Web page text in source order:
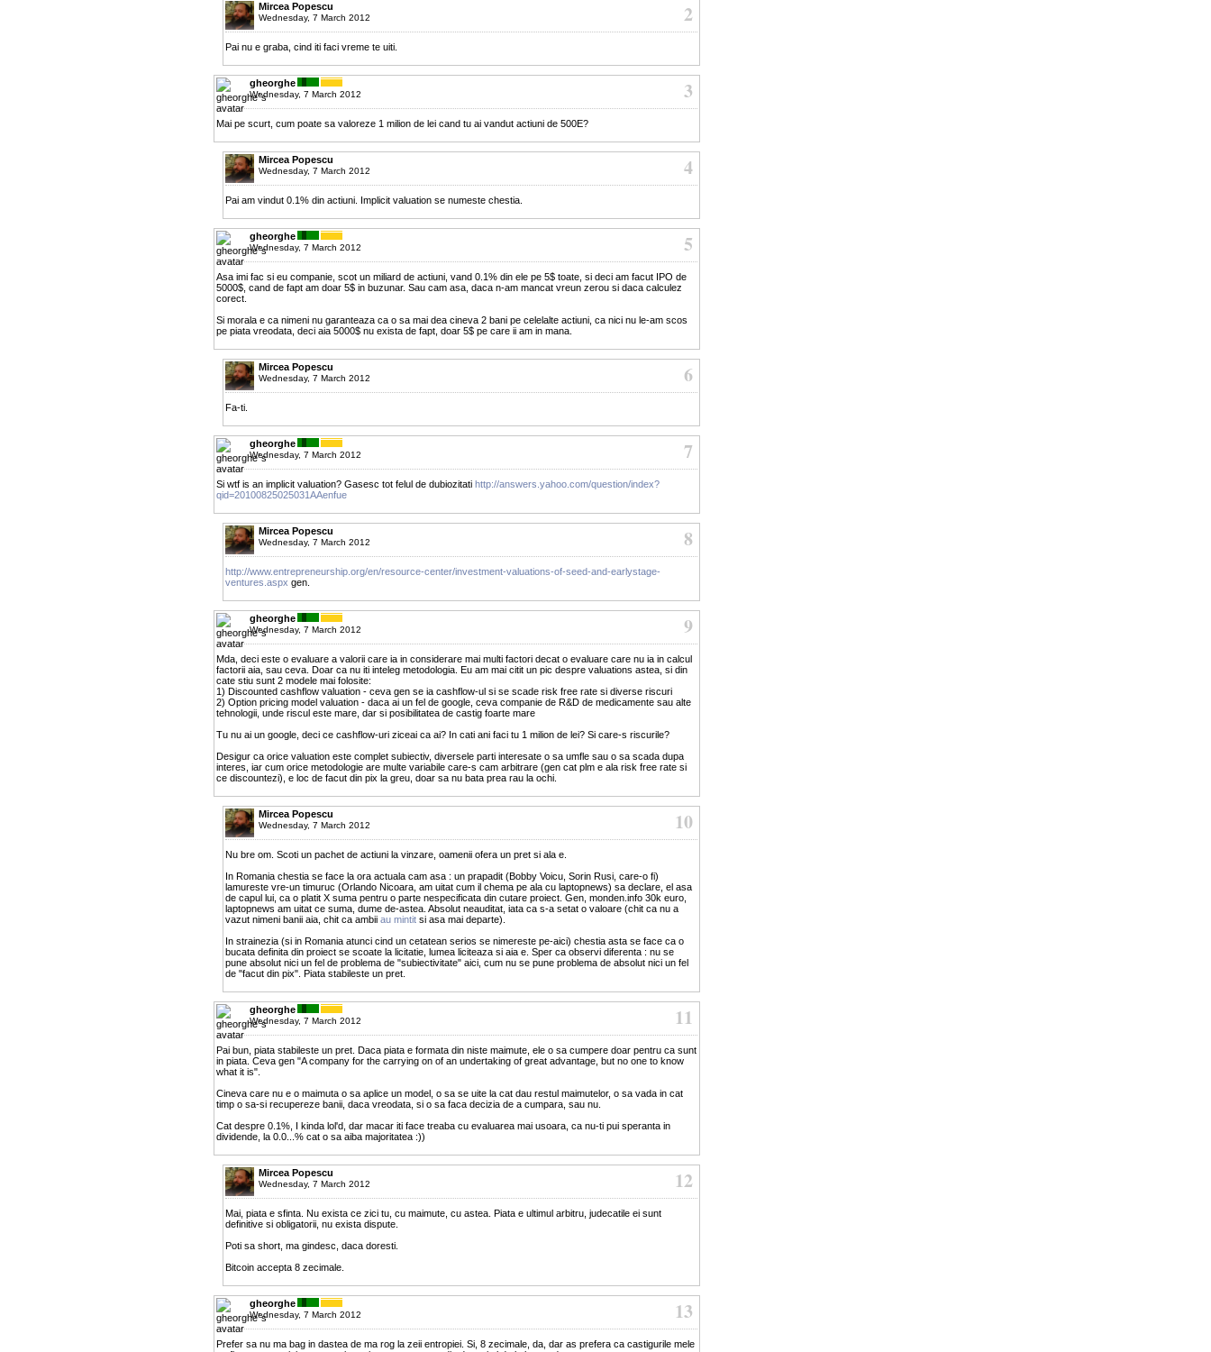
2
Mircea Popescu
Wednesday, 7 March 2012
Pai nu e graba, cind iti faci vreme te uiti.
3
gheorghe
Wednesday, 7 March 2012
Mai pe scurt, cum poate sa valoreze 1 milion de lei cand tu ai vandut actiuni de 500E?
4
Mircea Popescu
Wednesday, 7 March 2012
Pai am vindut 0.1% din actiuni. Implicit valuation se numeste chestia.
5
gheorghe
Wednesday, 7 March 2012
Asa imi fac si eu companie, scot un miliard de actiuni, vand 0.1% din ele pe 5$ toate, si deci am facut IPO de
5000$, cand de fapt am doar 5$ in buzunar. Sau cam asa, daca n-am mancat vreun zerou si daca calculez
corect.
Si morala e ca nimeni nu garanteaza ca o sa mai dea cineva 2 bani pe celelalte actiuni, ca nici nu le-am scos
pe piata vreodata, deci aia 5000$ nu exista de fapt, doar 5$ pe care ii am in mana.
6
Mircea Popescu
Wednesday, 7 March 2012
Fa-ti.
7
gheorghe
Wednesday, 7 March 2012
Si wtf is an implicit valuation? Gasesc tot felul de dubiozitati http://answers.yahoo.com/question/index?
qid=20100825025031AAenfue
8
Mircea Popescu
Wednesday, 7 March 2012
http://www.entrepreneurship.org/en/resource-center/investment-valuations-of-seed-and-earlystage-
ventures.aspx gen.
9
gheorghe
Wednesday, 7 March 2012
Mda, deci este o evaluare a valorii care ia in considerare mai multi factori decat o evaluare care nu ia in calcul
factorii aia, sau ceva. Doar ca nu iti inteleg metodologia. Eu am mai citit un pic despre valuations astea, si din
cate stiu sunt 2 modele mai folosite:
1) Discounted cashflow valuation - ceva gen se ia cashflow-ul si se scade risk free rate si diverse riscuri
2) Option pricing model valuation - daca ai un fel de google, ceva companie de R&D de medicamente sau alte
tehnologii, unde riscul este mare, dar si posibilitatea de castig foarte mare
Tu nu ai un google, deci ce cashflow-uri ziceai ca ai? In cati ani faci tu 1 milion de lei? Si care-s riscurile?
Desigur ca orice valuation este complet subiectiv, diversele parti interesate o sa umfle sau o sa scada dupa
interes, iar cum orice metodologie are multe variabile care-s cam arbitrare (gen cat plm e ala risk free rate si
ce discountezi), e loc de facut din pix la greu, doar sa nu bata prea rau la ochi.
10
Mircea Popescu
Wednesday, 7 March 2012
Nu bre om. Scoti un pachet de actiuni la vinzare, oamenii ofera un pret si ala e.
In Romania chestia se face la ora actuala cam asa : un prapadit (Bobby Voicu, Sorin Rusi, care-o fi)
lamureste vre-un timuruc (Orlando Nicoara, am uitat cum il chema pe ala cu laptopnews) sa declare, el asa
de capul lui, ca o platit X suma pentru o parte nespecificata din cutare proiect. Gen, monden.info 30k euro,
laptopnews am uitat ce suma, dume de-astea. Absolut neauditat, iata ca s-a setat o valoare (chit ca nu a
vazut nimeni banii aia, chit ca ambii au mintit si asa mai departe).
In strainezia (si in Romania atunci cind un cetatean serios se nimereste pe-aici) chestia asta se face ca o
bucata definita din proiect se scoate la licitatie, lumea liciteaza si aia e. Sper ca observi diferenta : nu se
pune absolut nici un fel de problema de "subiectivitate" aici, cum nu se pune problema de absolut nici un fel
de "facut din pix". Piata stabileste un pret.
11
gheorghe
Wednesday, 7 March 2012
Pai bun, piata stabileste un pret. Daca piata e formata din niste maimute, ele o sa cumpere doar pentru ca sunt
in piata. Ceva gen "A company for the carrying on of an undertaking of great advantage, but no one to know
what it is".
Cineva care nu e o maimuta o sa aplice un model, o sa se uite la cat dau restul maimutelor, o sa vada in cat
timp o sa-si recupereze banii, daca vreodata, si o sa faca decizia de a cumpara, sau nu.
Cat despre 0.1%, I kinda lol'd, dar macar iti face treaba cu evaluarea mai usoara, ca nu-ti pui speranta in
dividende, la 0.0...% cat o sa aiba majoritatea :))
12
Mircea Popescu
Wednesday, 7 March 2012
Mai, piata e sfinta. Nu exista ce zici tu, cu maimute, cu astea. Piata e ultimul arbitru, judecatile ei sunt
definitive si obligatorii, nu exista dispute.
Poti sa short, ma gindesc, daca doresti.
Bitcoin accepta 8 zecimale.
13
gheorghe
Wednesday, 7 March 2012
Prefer sa nu ma bag in dastea de ma rog la zeii entropiei. Si, 8 zecimale, da, dar as prefera ca castigurile mele